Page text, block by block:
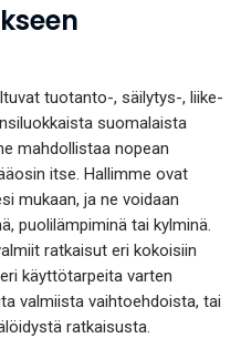
tuotanto-, säilytys-, liike-
suomalaista
mahdollistaa nopean
itse. Hallimme ovat
mukaan, ja ne voidaan
puolilämpiminä tai kylminä.
ratkaisut eri kokoisiin
käyttötarpeita varten
valmiista vaihtoehdoista, tai
ratkaisusta.